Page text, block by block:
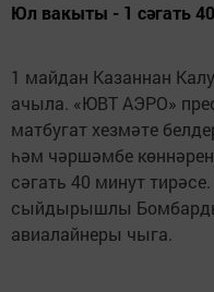
Юл вакыты - 1 сәгать
1 майдан Казаннан
ачыла. «ЮВТ АЭРО»
матбугат хезмәте
һәм чәршәмбе
сәгать 40 минут
сыйдырышлы
авиалайнеры чыга.